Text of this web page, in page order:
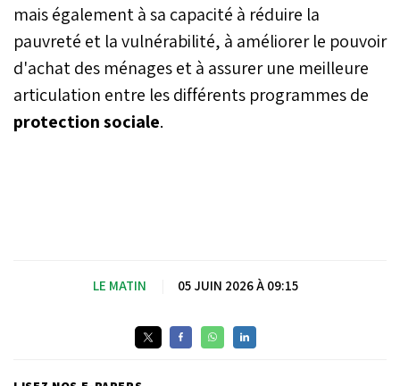
mais également à sa capacité à réduire la
pauvreté et la vulnérabilité, à améliorer le pouvoir
d'achat des ménages et à assurer une meilleure
articulation entre les différents programmes de
protection sociale.
LE MATIN 05 JUIN 2026 À 09:15